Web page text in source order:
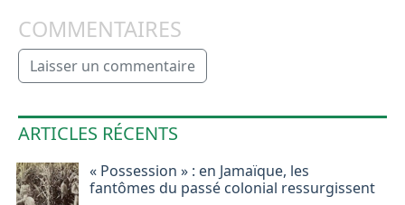
COMMENTAIRES
Laisser un commentaire
ARTICLES RÉCENTS
« Possession » : en Jamaïque, les
fantômes du passé colonial ressurgissent